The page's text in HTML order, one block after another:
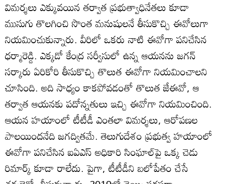
విమర్శలు ఎక్కువయిన తర్వాత ప్రభుత్వాధినేతలు కూడా
ముసుగు తొలగించి సొంత మనుషులనే తీసుకొచ్చి ఈవోలుగా
నియమించుకున్నారు. వీరిలో ఒకరు నాటి ఈవోగా పనిచేసిన
ధర్మారెడ్డి. ఎక్కడో కేంద్ర సర్వీసులో ఉన్న ఆయనను జగన్‌
సర్కారు ఏరికోరి తీసుకొచ్చి తొలుత ఈవోగా నియమించాలని
చూసింది. అది సాధ్యం కాకపోవడంతో తొలుత జేఈవో, ఆ
తర్వాత ఆయనకు పదోన్నతులు ఇచ్చి ఈవోగా నియమించింది.
ఆయన హయాంలో టీటీడీ ఎంతలా విమర్శలు, ఆరోపణల
పాలయిందనేది జగద్వితమే. తెలుగుదేశం ప్రభుత్వ హయాంలో
ఈవోగా పనిచేసిన ఐఏఎస్‌ అధికారి సింఘాల్‌పై ఒక్క చెడు
రిమార్క్‌ కూడా రాలేదు. పైగా, టీటీడీని బలోపేతం చేసే